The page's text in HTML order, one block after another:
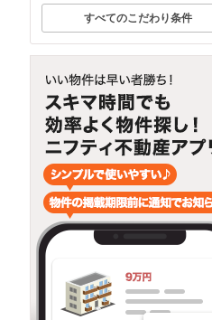
すべてのこだわり条件